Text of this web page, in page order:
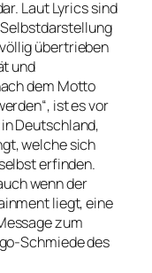
Laut Lyrics sind
übertrieben
und
dem Motto
ist es vor
Deutschland,
welche sich
erfinden.
wenn der
liegt, eine
zum
Schmiede des